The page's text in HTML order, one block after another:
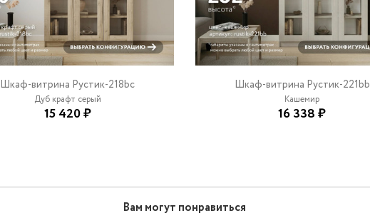
Шкаф-витрина Рустик-218bc
Дуб крафт серый
15 420 ₽
Шкаф-витрина Рустик-221bb
Кашемир
16 338 ₽
Вам могут понравиться